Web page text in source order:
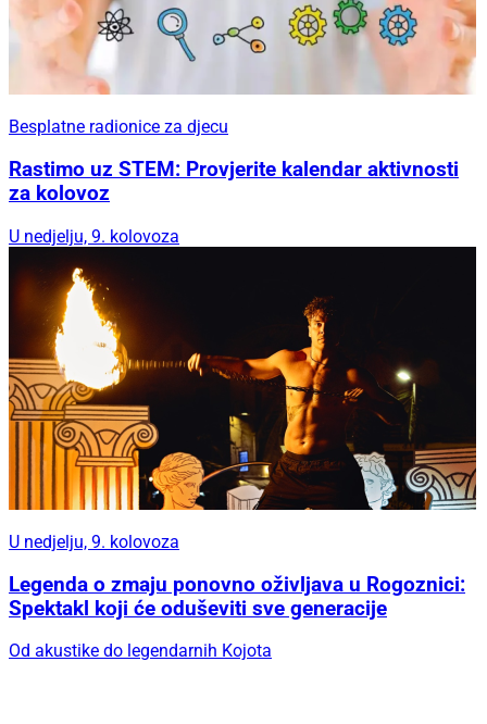
Besplatne radionice za djecu
Rastimo uz STEM: Provjerite kalendar aktivnosti
za kolovoz
U nedjelju, 9. kolovoza
U nedjelju, 9. kolovoza
Legenda o zmaju ponovno oživljava u Rogoznici:
Spektakl koji će oduševiti sve generacije
Od akustike do legendarnih Kojota